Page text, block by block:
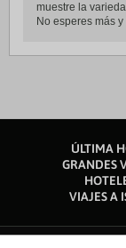
muestre la
No esperes más
ÚLTIMA
GRANDES
VIAJES A